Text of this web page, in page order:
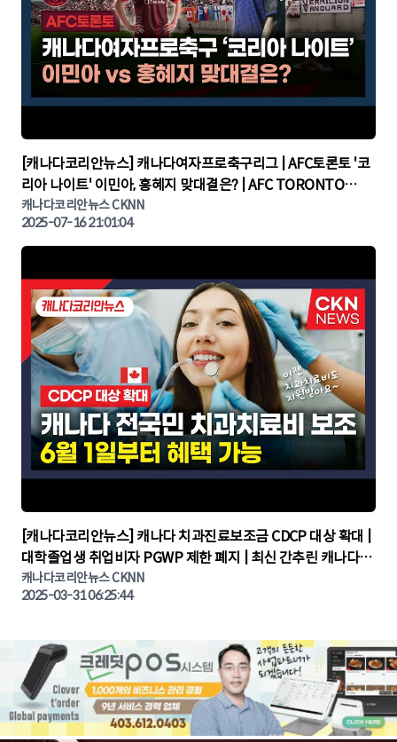
▶
[캐나다코리안뉴스] 캐나다여자프로축구리그 | AFC토론토 '코
리아 나이트' 이민아, 홍혜지 맞대결은? | AFC TORONTO
KOREA NIGHT | 캐나다뉴스 | 토론토뉴스
캐나다코리안뉴스 CKNN
2025-07-16 21:01:04
▶
[캐나다코리안뉴스] 캐나다 치과진료보조금 CDCP 대상 확대 |
대학졸업생 취업비자 PGWP 제한 폐지 | 최신 간추린 캐나다뉴
스 | CKNNEWS | 캐나다뉴스 | 토론토뉴스
캐나다코리안뉴스 CKNN
2025-03-31 06:25:44